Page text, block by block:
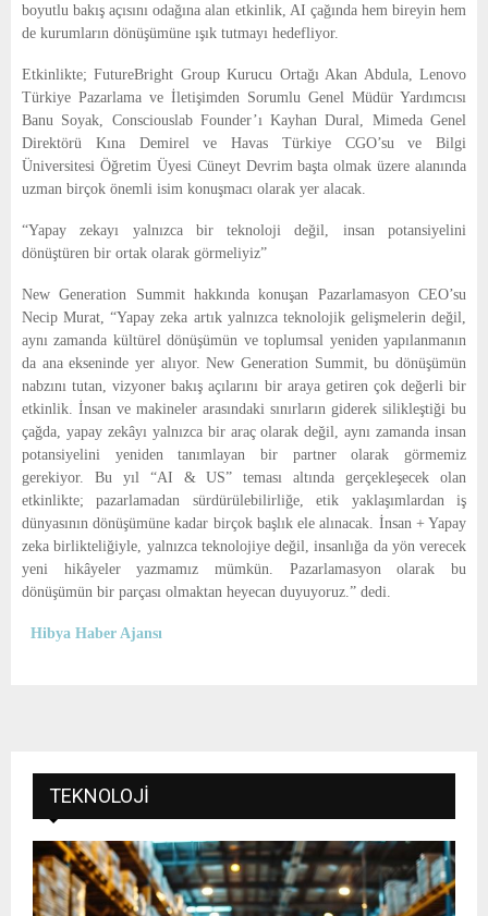
boyutlu bakış açısını odağına alan etkinlik, AI çağında hem bireyin hem
de kurumların dönüşümüne ışık tutmayı hedefliyor.
Etkinlikte; FutureBright Group Kurucu Ortağı Akan Abdula, Lenovo
Türkiye Pazarlama ve İletişimden Sorumlu Genel Müdür Yardımcısı
Banu Soyak, Consciouslab Founder’ı Kayhan Dural, Mimeda Genel
Direktörü Kına Demirel ve Havas Türkiye CGO’su ve Bilgi
Üniversitesi Öğretim Üyesi Cüneyt Devrim başta olmak üzere alanında
uzman birçok önemli isim konuşmacı olarak yer alacak.
“Yapay zekayı yalnızca bir teknoloji değil, insan potansiyelini
dönüştüren bir ortak olarak görmeliyiz”
New Generation Summit hakkında konuşan Pazarlamasyon CEO’su
Necip Murat, “Yapay zeka artık yalnızca teknolojik gelişmelerin değil,
aynı zamanda kültürel dönüşümün ve toplumsal yeniden yapılanmanın
da ana ekseninde yer alıyor. New Generation Summit, bu dönüşümün
nabzını tutan, vizyoner bakış açılarını bir araya getiren çok değerli bir
etkinlik. İnsan ve makineler arasındaki sınırların giderek silikleştiği bu
çağda, yapay zekâyı yalnızca bir araç olarak değil, aynı zamanda insan
potansiyelini yeniden tanımlayan bir partner olarak görmemiz
gerekiyor. Bu yıl “AI & US” teması altında gerçekleşecek olan
etkinlikte; pazarlamadan sürdürülebilirliğe, etik yaklaşımlardan iş
dünyasının dönüşümüne kadar birçok başlık ele alınacak. İnsan + Yapay
zeka birlikteliğiyle, yalnızca teknolojiye değil, insanlığa da yön verecek
yeni hikâyeler yazmamız mümkün. Pazarlamasyon olarak bu
dönüşümün bir parçası olmaktan heyecan duyuyoruz.” dedi.
Hibya Haber Ajansı
TEKNOLOJI